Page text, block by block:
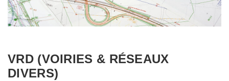
VRD (VOIRIES & RÉSEAUX
DIVERS)